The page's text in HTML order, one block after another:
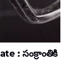
: సంక్రాంతికి